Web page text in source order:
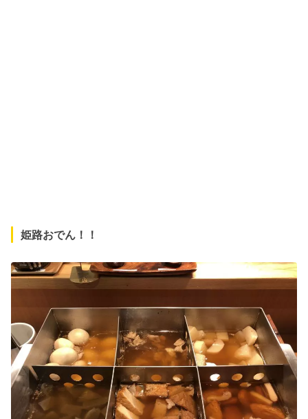
姫路おでん！！